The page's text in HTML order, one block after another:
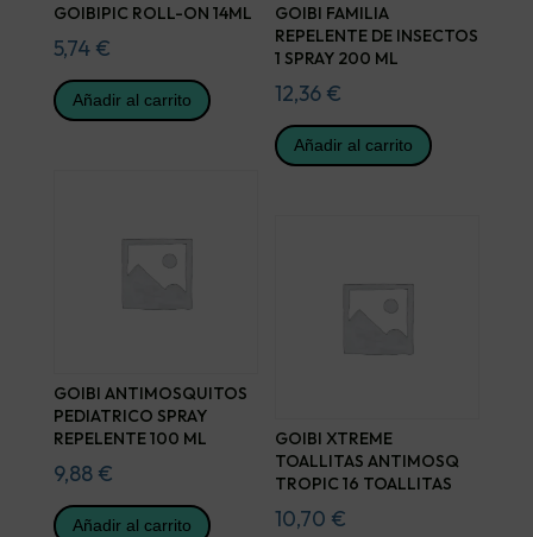
GOIBIPIC ROLL-ON 14ML
5,74 €
Añadir al carrito
GOIBI FAMILIA
REPELENTE DE INSECTOS
1 SPRAY 200 ML
12,36 €
Añadir al carrito
GOIBI ANTIMOSQUITOS
PEDIATRICO SPRAY
REPELENTE 100 ML
9,88 €
Añadir al carrito
GOIBI XTREME
TOALLITAS ANTIMOSQ
TROPIC 16 TOALLITAS
10,70 €